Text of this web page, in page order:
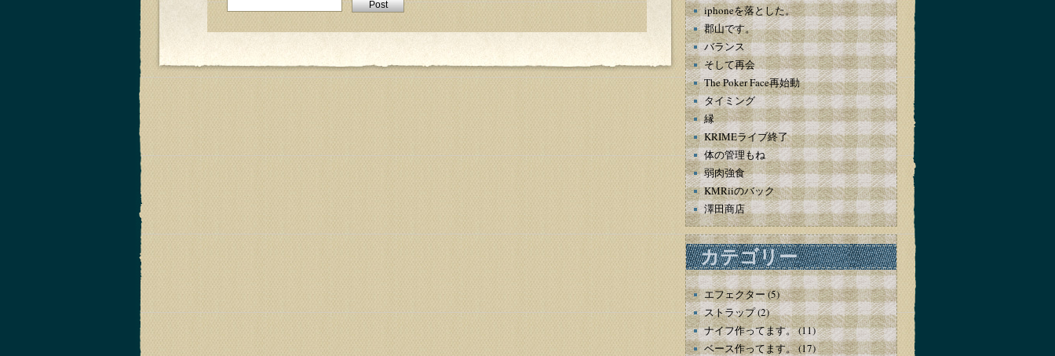
iphoneを落とした。
郡山です。
バランス
そして再会
The Poker Face再始動
タイミング
縁
KRIMEライブ終了
体の管理もね
弱肉強食
KMRiiのバック
澤田商店
カテゴリー
エフェクター(5)
ストラップ(2)
ナイフ作ってます。(11)
ベース作ってます。(17)